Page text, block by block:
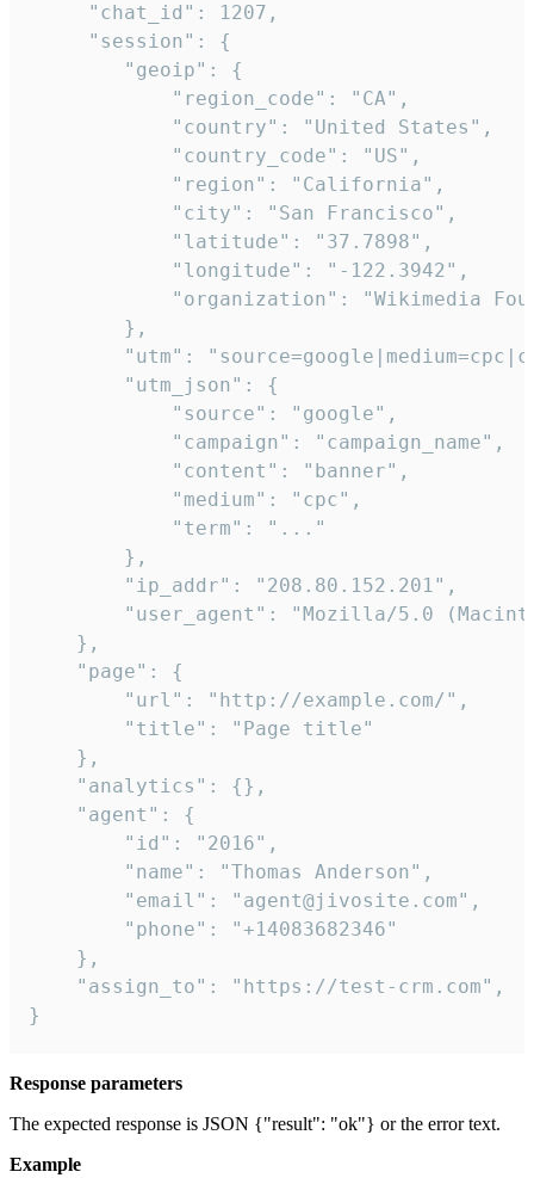
     "chat_id": 1207,
     "session": {
        "geoip": {
            "region_code": "CA",
            "country": "United States",
            "country_code": "US",
            "region": "California",
            "city": "San Francisco",
            "latitude": "37.7898",
            "longitude": "-122.3942",
"organization": "Wikimedia
        },
"utm":
        "utm_json": {
            "source": "google",
            "campaign": "campaign_name",
            "content": "banner",
            "medium": "cpc",
            "term": "..."
        },
        "ip_addr": "208.80.152.201",
"user_agent": "Mozilla/5.0
    },
    "page": {
        "url": "http://example.com/",
        "title": "Page title"
    },
    "analytics": {},
    "agent": {
        "id": "2016",
        "name": "Thomas Anderson",
        "email": "agent@jivosite.com",
        "phone": "+14083682346"
    },
    "assign_to": "https://test-crm.com",
}
Response parameters
The expected response is JSON {"result": "ok"} or the error text.
Example